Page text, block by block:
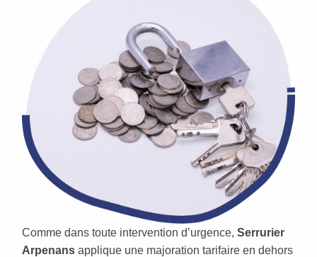
Comme dans toute intervention d’urgence, Serrurier
Arpenans applique une majoration tarifaire en dehors